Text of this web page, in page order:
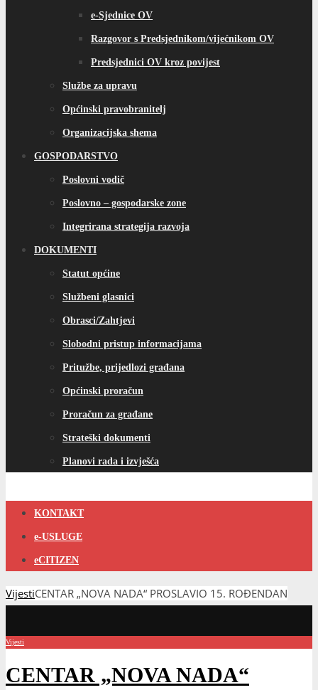
e-Sjednice OV
Razgovor s Predsjednikom/vijećnikom OV
Predsjednici OV kroz povijest
Službe za upravu
Općinski pravobranitelj
Organizacijska shema
GOSPODARSTVO
Poslovni vodič
Poslovno – gospodarske zone
Integrirana strategija razvoja
DOKUMENTI
Statut općine
Službeni glasnici
Obrasci/Zahtjevi
Slobodni pristup informacijama
Pritužbe, prijedlozi građana
Općinski proračun
Proračun za građane
Strateški dokumenti
Planovi rada i izvješća
KONTAKT
e-USLUGE
eCITIZEN
VijestiCENTAR „NOVA NADA“ PROSLAVIO 15. ROĐENDAN
Vijesti
CENTAR „NOVA NADA“